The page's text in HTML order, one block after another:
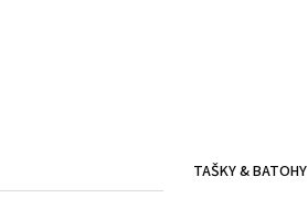
TAŠKY & BATOHY